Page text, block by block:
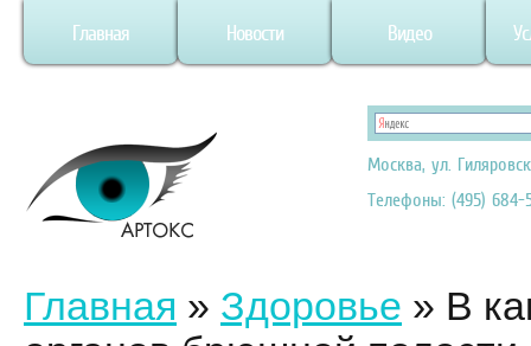
Главная Новости Видео
Москва, ул.
Телефоны: (495) 684-
Главная » Здоровье » В